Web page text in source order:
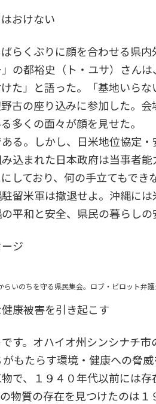
おけない
らくぶりに顔を合わせる県内
」の都裕史（ト・ユサ）さん
た」と語った。「基地いら
古の座り込みに参加した。
多くの面々が顔を見せた。
る。しかし、日米地位協定・
込まれた日本政府は当事者
しており、何の手立てもでき
留米軍は撤退せよ。沖縄に
平和と安全、県民の暮らしの
ジ
らいのちを守る県民集会。ロブ・ビロット弁護
康被害を引き起こす
す。オハイオ州シンシナチ市
もたらす環境・健康への脅
で、１９４０年代以前には
物質の存在を見つけたのは